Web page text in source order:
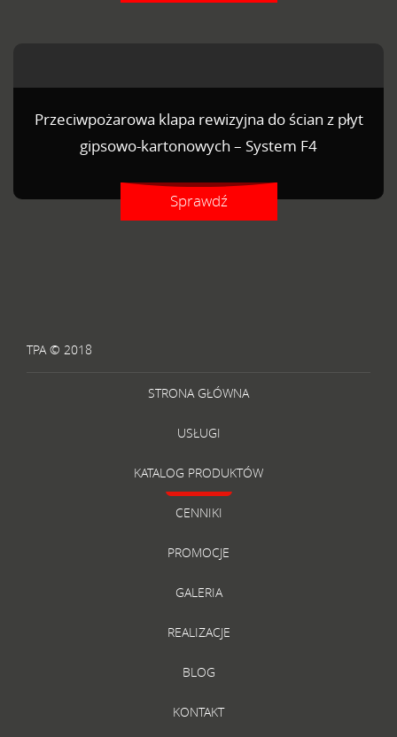
Przeciwpożarowa klapa rewizyjna do ścian z płyt
gipsowo-kartonowych – System F4
Sprawdź
TPA © 2018
STRONA GŁÓWNA
USŁUGI
KATALOG PRODUKTÓW
CENNIKI
PROMOCJE
GALERIA
REALIZACJE
BLOG
KONTAKT